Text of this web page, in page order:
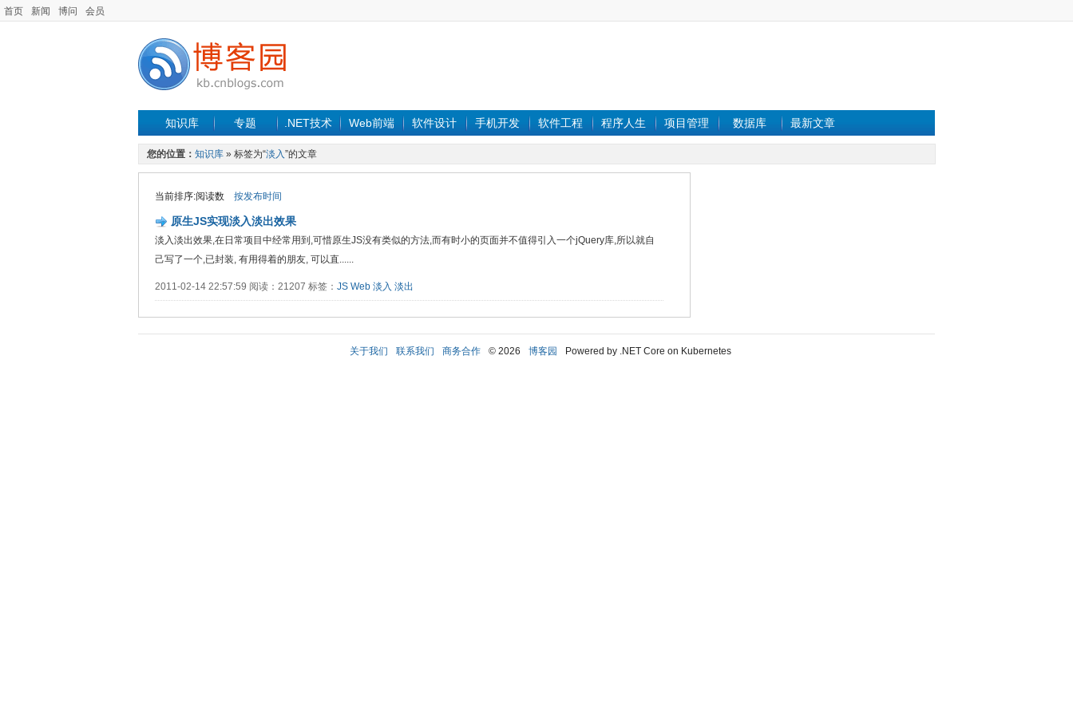
首页 新闻 博问 会员
知识库 专题 .NET技术 Web前端 软件设计 手机开发 软件工程 程序人生 项目管理 数据库 最新文章
您的位置： 知识库 » 标签为“淡入”的文章
当前排序:阅读数 按发布时间
原生JS实现淡入淡出效果
淡入淡出效果,在日常项目中经常用到,可惜原生JS没有类似的方法,而有时小的页面并不值得引入一个jQuery库,所以就自
己写了一个,已封装, 有用得着的朋友, 可以直......
2011-02-14 22:57:59 阅读：21207 标签： JS Web 淡入 淡出
关于我们 联系我们 商务合作 © 2026 博客园 Powered by .NET Core on Kubernetes